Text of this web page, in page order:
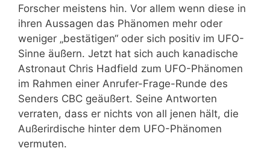
Forscher meistens hin. Vor allem wenn diese in
ihren Aussagen das Phänomen mehr oder
weniger „bestätigen“ oder sich positiv im UFO-
Sinne äußern. Jetzt hat sich auch kanadische
Astronaut Chris Hadfield zum UFO-Phänomen
im Rahmen einer Anrufer-Frage-Runde des
Senders CBC geäußert. Seine Antworten
verraten, dass er nichts von all jenen hält, die
Außerirdische hinter dem UFO-Phänomen
vermuten.